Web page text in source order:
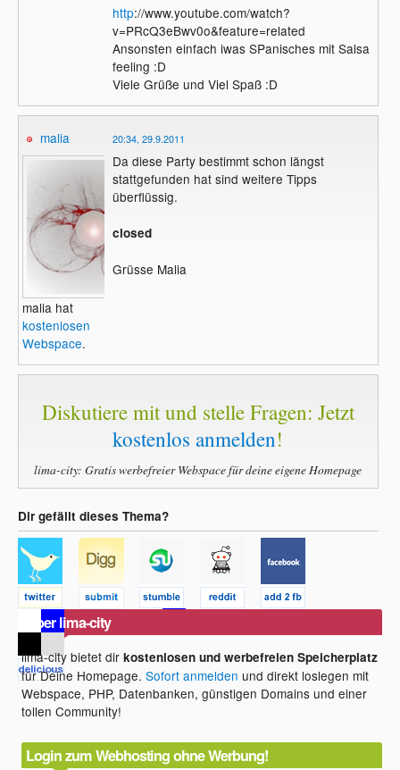
http://www.youtube.com/watch?
v=PRcQ3eBwv0o&feature=related
Ansonsten einfach iwas SPanisches mit Salsa
feeling :D
Viele Grüße und Viel Spaß :D
malia
malia hat
kostenlosen
Webspace.
20:34, 29.9.2011
Da diese Party bestimmt schon längst
stattgefunden hat sind weitere Tipps
überflüssig.
closed
Grüsse Malia
Diskutiere mit und stelle Fragen: Jetzt
kostenlos anmelden!
lima-city: Gratis werbefreier Webspace für deine eigene Homepage
Dir gefällt dieses Thema?
Über lima-city
lima-city bietet dirkostenlosen und werbefreien Speicherplatz
für Deine Homepage.Sofort anmelden und direkt loslegen mit
Webspace, PHP, Datenbanken, günstigen Domains und einer
tollen Community!
Login zum Webhosting ohne Werbung!